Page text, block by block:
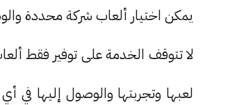
يمكن اختيار ألعاب شركة محددة